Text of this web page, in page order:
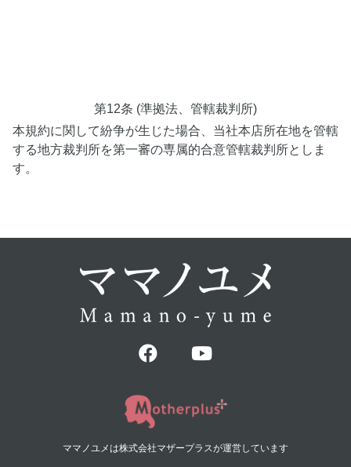
第12条 (準拠法、管轄裁判所)
本規約に関して紛争が生じた場合、当社本店所在地を管轄
する地方裁判所を第一審の専属的合意管轄裁判所としま
す。
ママノユメは株式会社マザープラスが運営しています